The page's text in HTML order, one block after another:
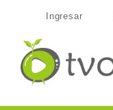
Ingresar